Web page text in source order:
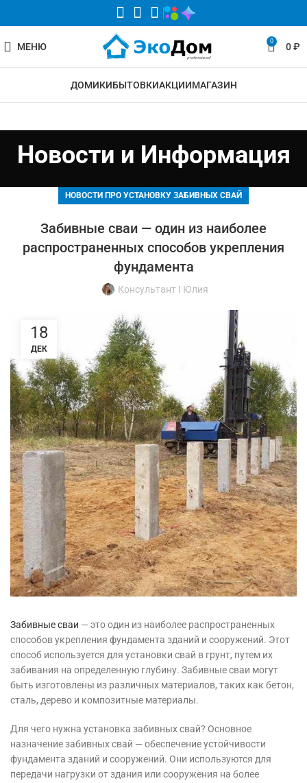
МЕНЮ 0 0₽
ДОМИКИБЫТОВКИАКЦИИМАГАЗИН
Новости и Информация
НОВОСТИ ПРО УСТАНОВКУ ЗАБИВНЫХ СВАЙ
Забивные сваи — один из наиболее
распространенных способов укрепления
фундамента
Консультант I Юлия
18
ДЕК
Забивные сваи — это один из наиболее распространенных
способов укрепления фундамента зданий и сооружений. Этот
способ используется для установки свай в грунт, путем их
забивания на определенную глубину. Забивные сваи могут
быть изготовлены из различных материалов, таких как бетон,
сталь, дерево и композитные материалы.
Для чего нужна установка забивных свай? Основное
назначение забивных свай — обеспечение устойчивости
фундамента зданий и сооружений. Они используются для
передачи нагрузки от здания или сооружения на более